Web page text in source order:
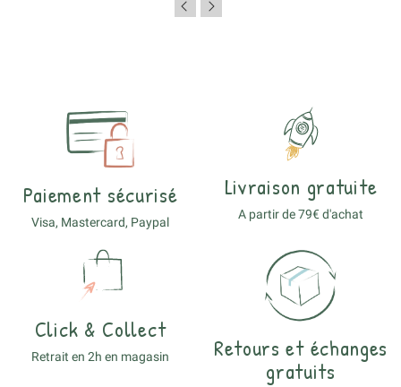
Paiement sécurisé
Visa, Mastercard, Paypal
Livraison gratuite
A partir de 79€ d'achat
Click & Collect
Retrait en 2h en magasin
Retours et échanges
gratuits